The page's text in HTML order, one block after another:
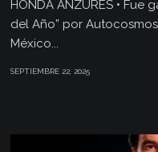
HONDA ANZURES •
del Año” por
México...
SEPTIEMBRE 22, 2025